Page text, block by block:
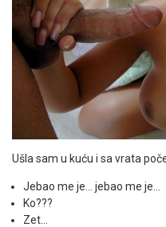
Ušla sam u kuću i sa vrata
Jebao me je… jebao me je…
Ko???
Zet…